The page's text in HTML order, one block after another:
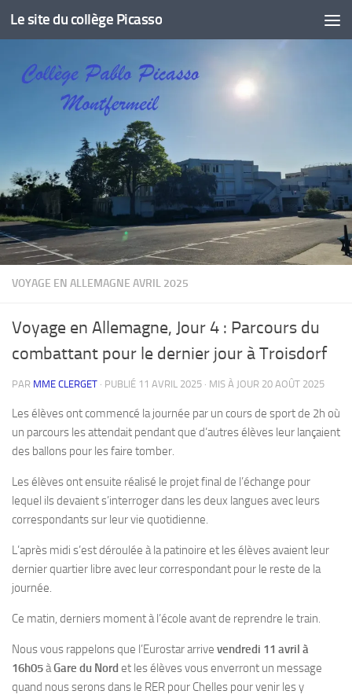
Skip to content
Le site du collège Picasso
VOYAGE EN ALLEMAGNE AVRIL 2025
Voyage en Allemagne, Jour 4 : Parcours du
combattant pour le dernier jour à Troisdorf
PAR MME CLERGET · PUBLIÉ 11 AVRIL 2025 · MIS À JOUR 20 AOÛT 2025
Les élèves ont commencé la journée par un cours de sport de 2h où
un parcours les attendait pendant que d’autres élèves leur lançaient
des ballons pour les faire tomber.
Les élèves ont ensuite réalisé le projet final de l’échange pour
lequel ils devaient s’interroger dans les deux langues avec leurs
correspondants sur leur vie quotidienne.
L’après midi s’est déroulée à la patinoire et les élèves avaient leur
dernier quartier libre avec leur correspondant pour le reste de la
journée.
Ce matin, derniers moment à l’école avant de reprendre le train.
Nous vous rappelons que l’Eurostar arrive vendredi 11 avril à
16h05àGare du Nord et les élèves vous enverront un message
quand nous serons dans le RER pour Chelles pour venir les y